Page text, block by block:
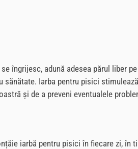
îngrijesc, adună adesea părul liber
Iarba pentru pisici
și de a preveni eventualele
iarbă pentru pisici în fiecare zi, în